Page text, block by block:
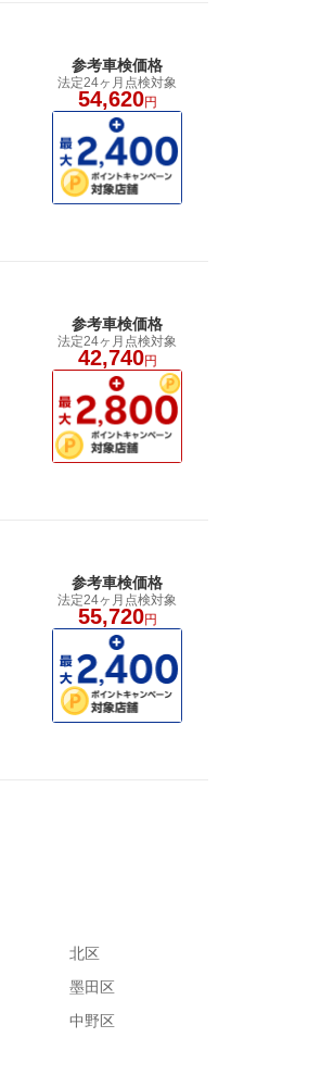
参考車検価格
法定24ヶ月点検対象
54,620円
参考車検価格
法定24ヶ月点検対象
42,740円
参考車検価格
法定24ヶ月点検対象
55,720円
北区
墨田区
中野区